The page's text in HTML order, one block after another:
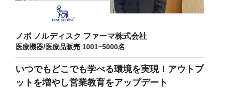
ノボ ノルディスク ファーマ株式会社
医療機器/医療品販売 1001~5000名
いつでもどこでも学べる環境を実現！アウトプ
ットを増やし営業教育をアップデート